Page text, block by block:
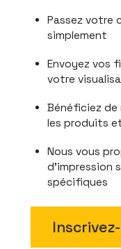
Passez votre
simplement
Envoyez vos
votre
Bénéficiez
les produits
Nous vous
d'impression
spécifiques